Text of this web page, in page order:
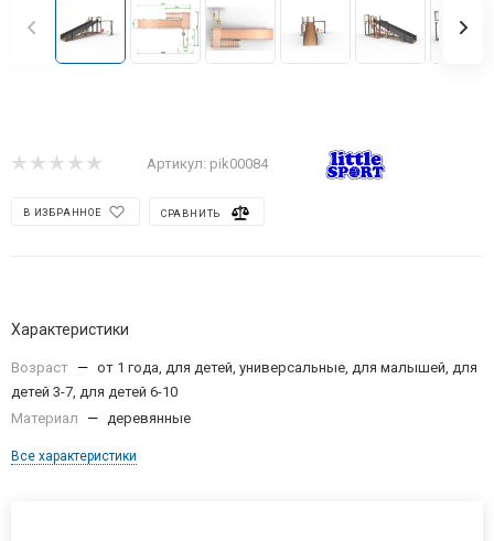
Артикул: pik00084
В ИЗБРАННОЕ СРАВНИТЬ
Характеристики
Возраст — от 1 года, для детей, универсальные, для малышей, для
детей 3-7, для детей 6-10
Материал
— деревянные
Все характеристики